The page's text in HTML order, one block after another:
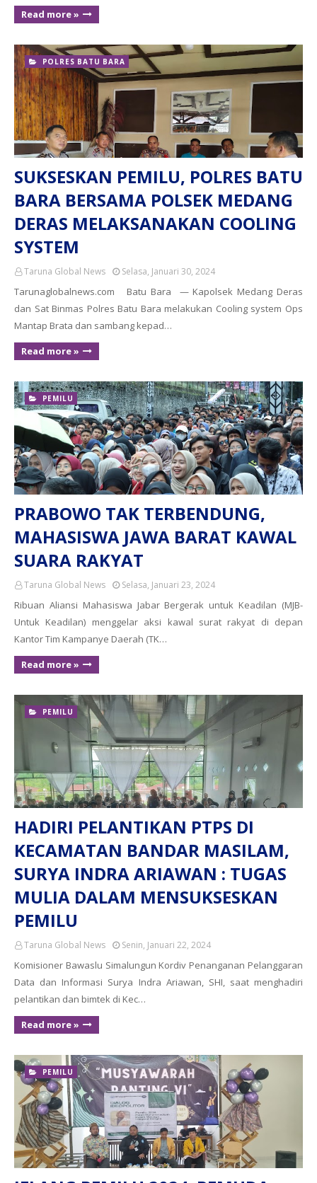
Read more »
POLRES BATU BARA
SUKSESKAN PEMILU, POLRES BATU
BARA BERSAMA POLSEK MEDANG
DERAS MELAKSANAKAN COOLING
SYSTEM
Taruna Global News Selasa, Januari 30, 2024
Tarunaglobalnews.com Batu Bara — Kapolsek Medang Deras
dan Sat Binmas Polres Batu Bara melakukan Cooling system Ops
Mantap Brata dan sambang kepad…
Read more »
PEMILU
PRABOWO TAK TERBENDUNG,
MAHASISWA JAWA BARAT KAWAL
SUARA RAKYAT
Taruna Global News Selasa, Januari 23, 2024
Ribuan Aliansi Mahasiswa Jabar Bergerak untuk Keadilan (MJB-
Untuk Keadilan) menggelar aksi kawal surat rakyat di depan
Kantor Tim Kampanye Daerah (TK…
Read more »
PEMILU
HADIRI PELANTIKAN PTPS DI
KECAMATAN BANDAR MASILAM,
SURYA INDRA ARIAWAN : TUGAS
MULIA DALAM MENSUKSESKAN
PEMILU
Taruna Global News Senin, Januari 22, 2024
Komisioner Bawaslu Simalungun Kordiv Penanganan Pelanggaran
Data dan Informasi Surya Indra Ariawan, SHI, saat menghadiri
pelantikan dan bimtek di Kec…
Read more »
PEMILU